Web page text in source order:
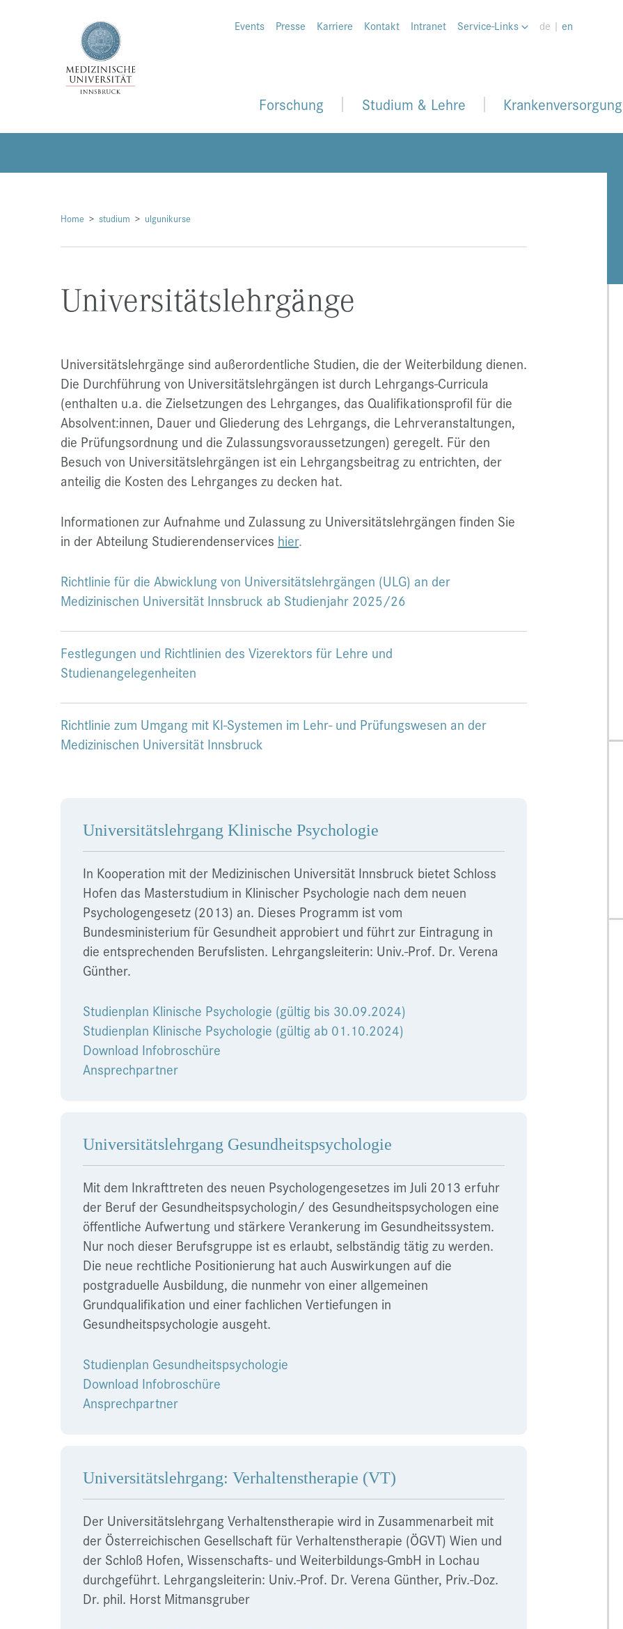
Events Presse Karriere Kontakt Intranet Service-Links de | en
Forschung Studium & Lehre Krankenversorgung
Home studium ulgunikurse
Universitätslehrgänge
Universitätslehrgänge sind außerordentliche Studien, die der Weiterbildung dienen.
Die Durchführung von Universitätslehrgängen ist durch Lehrgangs-Curricula
(enthalten u.a. die Zielsetzungen des Lehrganges, das Qualifikationsprofil für die
Absolvent:innen, Dauer und Gliederung des Lehrgangs, die Lehrveranstaltungen,
die Prüfungsordnung und die Zulassungsvoraussetzungen) geregelt. Für den
Besuch von Universitätslehrgängen ist ein Lehrgangsbeitrag zu entrichten, der
anteilig die Kosten des Lehrganges zu decken hat.
Informationen zur Aufnahme und Zulassung zu Universitätslehrgängen finden Sie
in der Abteilung Studierendenservices hier.
Richtlinie für die Abwicklung von Universitätslehrgängen (ULG) an der
Medizinischen Universität Innsbruck ab Studienjahr 2025/26
Festlegungen und Richtlinien des Vizerektors für Lehre und
Studienangelegenheiten
Richtlinie zum Umgang mit KI-Systemen im Lehr- und Prüfungswesen an der
Medizinischen Universität Innsbruck
Universitätslehrgang Klinische Psychologie
In Kooperation mit der Medizinischen Universität Innsbruck bietet Schloss
Hofen das Masterstudium in Klinischer Psychologie nach dem neuen
Psychologengesetz (2013) an. Dieses Programm ist vom
Bundesministerium für Gesundheit approbiert und führt zur Eintragung in
die entsprechenden Berufslisten. Lehrgangsleiterin: Univ.-Prof. Dr. Verena
Günther.
Studienplan Klinische Psychologie (gültig bis 30.09.2024)
Studienplan Klinische Psychologie (gültig ab 01.10.2024)
Download Infobroschüre
Ansprechpartner
Universitätslehrgang Gesundheitspsychologie
Mit dem Inkrafttreten des neuen Psychologengesetzes im Juli 2013 erfuhr
der Beruf der Gesundheitspsychologin/ des Gesundheitspsychologen eine
öffentliche Aufwertung und stärkere Verankerung im Gesundheitssystem.
Nur noch dieser Berufsgruppe ist es erlaubt, selbständig tätig zu werden.
Die neue rechtliche Positionierung hat auch Auswirkungen auf die
postgraduelle Ausbildung, die nunmehr von einer allgemeinen
Grundqualifikation und einer fachlichen Vertiefungen in
Gesundheitspsychologie ausgeht.
Studienplan Gesundheitspsychologie
Download Infobroschüre
Ansprechpartner
Universitätslehrgang: Verhaltenstherapie (VT)
Der Universitätslehrgang Verhaltenstherapie wird in Zusammenarbeit mit
der Österreichischen Gesellschaft für Verhaltenstherapie (ÖGVT) Wien und
der Schloß Hofen, Wissenschafts- und Weiterbildungs-GmbH in Lochau
durchgeführt. Lehrgangsleiterin: Univ.-Prof. Dr. Verena Günther, Priv.-Doz.
Dr. phil. Horst Mitmansgruber